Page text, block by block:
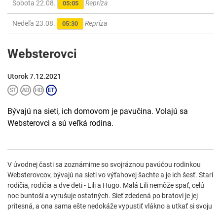
Sobota 22.08. 05:05 Repríza
Nedeľa 23.08. 05:30 Repríza
Websterovci
Utorok 7.12.2021
Bývajú na sieti, ich domovom je pavučina. Volajú sa
Websterovci a sú veľká rodina.
V úvodnej časti sa zoznámime so svojráznou pavúčou rodinkou
Websterovcov, bývajú na sieti vo výťahovej šachte a je ich šesť. Starí
rodičia, rodičia a dve deti - Lili a Hugo. Malá Lili nemôže spať, celú
noc buntoší a vyrušuje ostatných. Sieť zdedená po bratovi je jej
pritesná, a ona sama ešte nedokáže vypustiť vlákno a utkať si svoju